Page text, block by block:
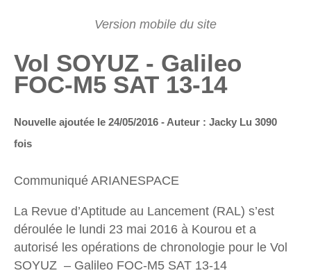
Vol SOYUZ - Galileo
FOC-M5 SAT 13-14
Nouvelle ajoutée le 24/05/2016 - Auteur : Jacky Lu 3090
fois
Communiqué ARIANESPACE
La Revue d’Aptitude au Lancement (RAL) s’est
déroulée le lundi 23 mai 2016 à Kourou et a
autorisé les opérations de chronologie pour le Vol
SOYUZ – Galileo FOC-M5 SAT 13-14